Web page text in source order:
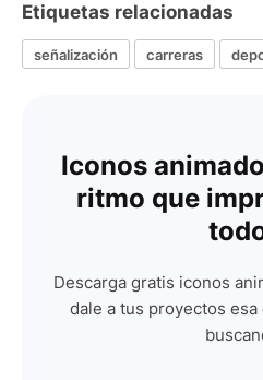
Etiquetas relacionadas
señalización carreras
Iconos
ritmo que
Descarga gratis iconos
dale a tus proyectos